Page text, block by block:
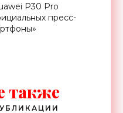
P30 Pro
пресс-
также